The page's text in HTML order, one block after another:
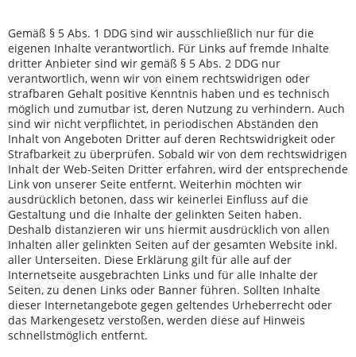
Gemäß § 5 Abs. 1 DDG sind wir ausschließlich nur für die
eigenen Inhalte verantwortlich. Für Links auf fremde Inhalte
dritter Anbieter sind wir gemäß § 5 Abs. 2 DDG nur
verantwortlich, wenn wir von einem rechtswidrigen oder
strafbaren Gehalt positive Kenntnis haben und es technisch
möglich und zumutbar ist, deren Nutzung zu verhindern. Auch
sind wir nicht verpflichtet, in periodischen Abständen den
Inhalt von Angeboten Dritter auf deren Rechtswidrigkeit oder
Strafbarkeit zu überprüfen. Sobald wir von dem rechtswidrigen
Inhalt der Web-Seiten Dritter erfahren, wird der entsprechende
Link von unserer Seite entfernt. Weiterhin möchten wir
ausdrücklich betonen, dass wir keinerlei Einfluss auf die
Gestaltung und die Inhalte der gelinkten Seiten haben.
Deshalb distanzieren wir uns hiermit ausdrücklich von allen
Inhalten aller gelinkten Seiten auf der gesamten Website inkl.
aller Unterseiten. Diese Erklärung gilt für alle auf der
Internetseite ausgebrachten Links und für alle Inhalte der
Seiten, zu denen Links oder Banner führen. Sollten Inhalte
dieser Internetangebote gegen geltendes Urheberrecht oder
das Markengesetz verstoßen, werden diese auf Hinweis
schnellstmöglich entfernt.